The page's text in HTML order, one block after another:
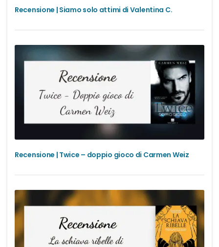
Recensione | Siamo solo attimi di Valentina C.
Recensione | Twice – doppio gioco di Carmen Weiz